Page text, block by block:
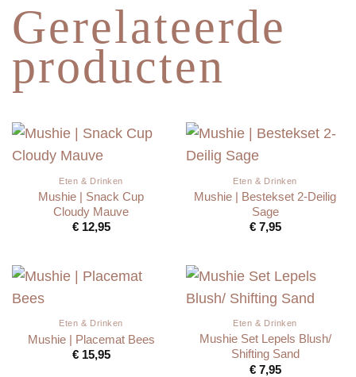
Gerelateerde
producten
Eten & Drinken
Mushie | Snack Cup
Cloudy Mauve
€12,95
Eten & Drinken
Mushie | Bestekset 2-Deilig
Sage
€7,95
Eten & Drinken
Mushie | Placemat Bees
€15,95
Eten & Drinken
Mushie Set Lepels Blush/
Shifting Sand
€7,95